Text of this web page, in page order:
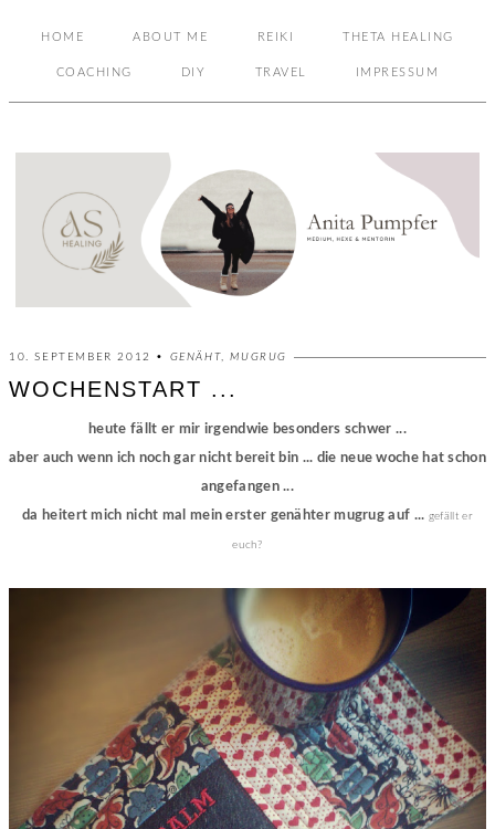
HOME ABOUT ME REIKI THETA HEALING
COACHING DIY TRAVEL IMPRESSUM
10. SEPTEMBER 2012 • GENÄHT ,MUGRUG
WOCHENSTART ...
heute fällt er mir irgendwie besonders schwer ...
aber auch wenn ich noch gar nicht bereit bin ... die neue woche hat schon
angefangen ...
da heitert mich nicht mal mein erster genähter mugrug auf ... gefällt er
euch?